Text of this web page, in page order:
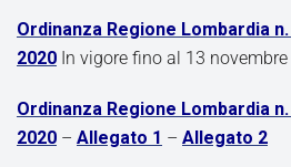
Ordinanza Regione Lombardia
2020 In vigore fino al 13
Ordinanza Regione Lombardia
2020 – Allegato 1 – Allegato 2